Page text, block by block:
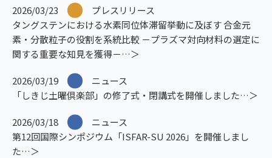
2026/03/23
プレスリリース
タングステンにおける水素同位体滞留挙動に及ぼす 合金元
素・分散粒子の役割を系統比較 －プラズマ対向材料の選定に
関する重要な知見を獲得－
2026/03/19
ニュース
「しきじ土曜倶楽部」の修了式・閉講式を開催しました
2026/03/18
ニュース
第12回国際シンポジウム「ISFAR-SU 2026」を開催しまし
た